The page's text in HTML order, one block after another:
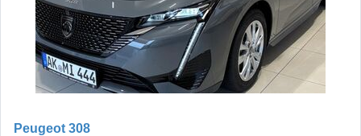
Peugeot 308